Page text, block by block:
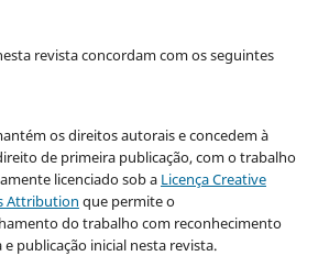
revista concordam com os seguintes
os direitos autorais e concedem à
de primeira publicação, com o trabalho
licenciado sob a Licença Creative
Attribution que permite o
do trabalho com reconhecimento
publicação inicial nesta revista.